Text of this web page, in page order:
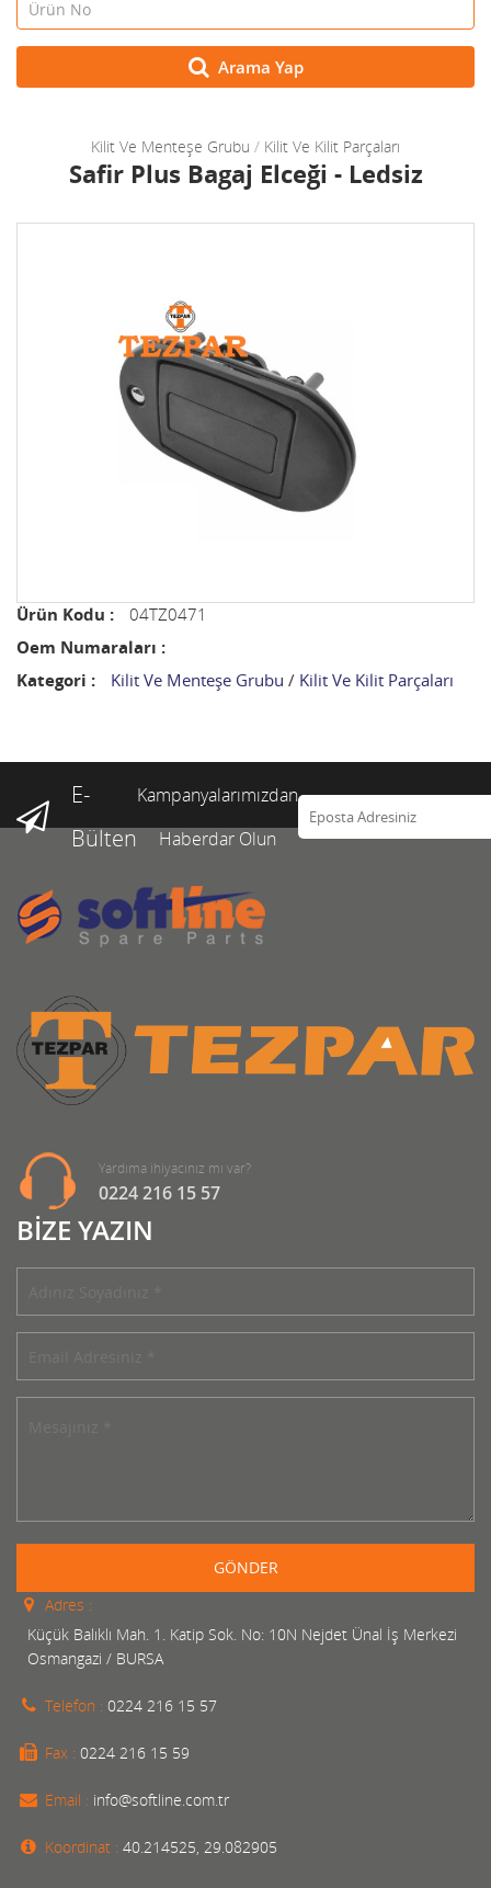
Arama Yap
Kilit Ve Menteşe Grubu / Kilit Ve Kilit Parçaları
Safir Plus Bagaj Elceği - Ledsiz
Ürün Kodu :
04TZ0471
Oem Numaraları :
Kategori :
Kilit Ve Menteşe Grubu / Kilit Ve Kilit Parçaları
E-
Bülten
Kampanyalarımızdan
Haberdar Olun
Yardıma ihiyacınız mı var?
0224 216 15 57
BİZE YAZIN
GÖNDER
Adres :
Küçük Balıklı Mah. 1. Katip Sok. No: 10N Nejdet Ünal İş Merkezi
Osmangazi / BURSA
Telefon : 0224 216 15 57
Fax : 0224 216 15 59
Email : info@softline.com.tr
Koordinat : 40.214525, 29.082905